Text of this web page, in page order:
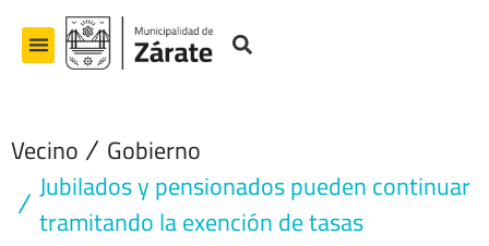
contenido
Vecino Gobierno
Jubilados y pensionados pueden continuar
tramitando la exención de tasas